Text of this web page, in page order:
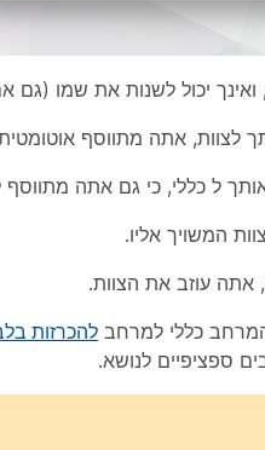
, ואינך יכול לשנות את שמו (גם
לצוות, אתה מתווסף
ל כללי, כי גם אתה מתווסף
המשויך אליו.
, אתה עוזב את הצוות.
כללי למרחב להכרזות
ספציפיים לנושא.